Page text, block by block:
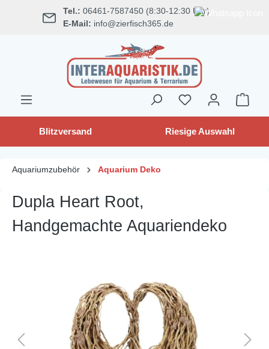
springen Tel.: 06461-7587450 (8:30-12:30 Uhr)
E-Mail: info@zierfisch365.de
Blitzversand Riesige Auswahl
Aquariumzubehör Aquarium Deko
Dupla Heart Root,
Handgemachte Aquariendeko